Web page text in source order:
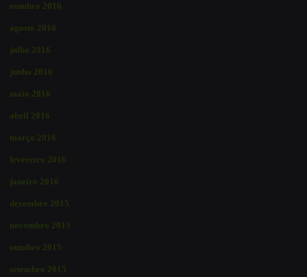
outubro 2016
agosto 2016
julho 2016
junho 2016
maio 2016
abril 2016
março 2016
fevereiro 2016
janeiro 2016
dezembro 2015
novembro 2015
outubro 2015
setembro 2015